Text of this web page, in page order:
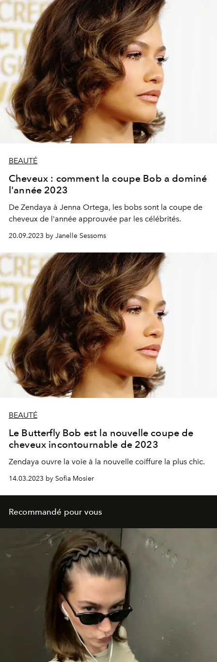
BEAUTÉ
Cheveux : comment la coupe Bob a dominé
l'année 2023
De Zendaya à Jenna Ortega, les bobs sont la coupe de
cheveux de l'année approuvée par les célébrités.
20.09.2023 by Janelle Sessoms
BEAUTÉ
Le Butterfly Bob est la nouvelle coupe de
cheveux incontournable de 2023
Zendaya ouvre la voie à la nouvelle coiffure la plus chic.
14.03.2023 by Sofia Mosier
Recommandé pour vous